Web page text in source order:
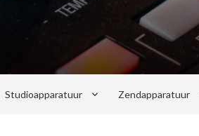
Studioapparatuur keyboard_arrow_down Zendapparatuur